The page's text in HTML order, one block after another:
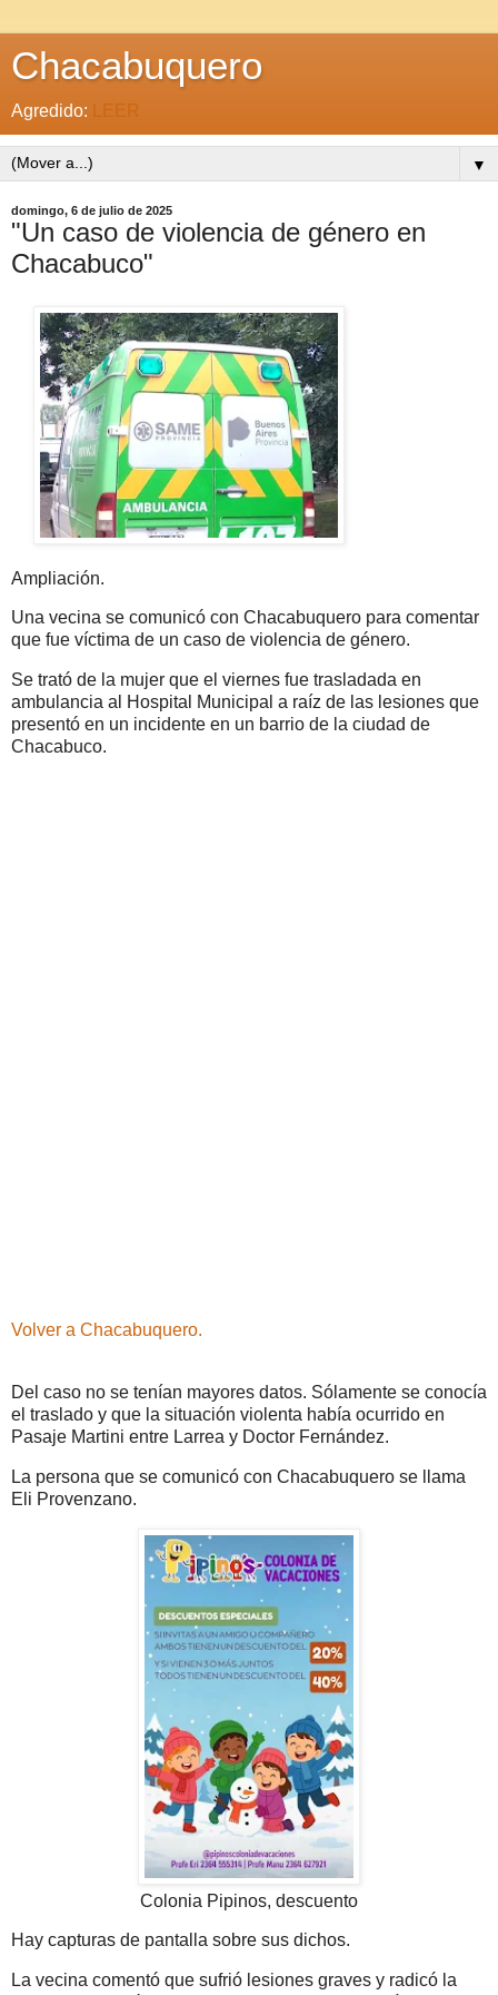
Chacabuquero
Agredido: LEER
▼
domingo, 6 de julio de 2025
"Un caso de violencia de género en
Chacabuco"
Ampliación.
Una vecina se comunicó con Chacabuquero para comentar
que fue víctima de un caso de violencia de género.
Se trató de la mujer que el viernes fue trasladada en
ambulancia al Hospital Municipal a raíz de las lesiones que
presentó en un incidente en un barrio de la ciudad de
Chacabuco.
Volver a Chacabuquero.
Del caso no se tenían mayores datos. Sólamente se conocía
el traslado y que la situación violenta había ocurrido en
Pasaje Martini entre Larrea y Doctor Fernández.
La persona que se comunicó con Chacabuquero se llama
Eli Provenzano.
Colonia Pipinos, descuento
Hay capturas de pantalla sobre sus dichos.
La vecina comentó que sufrió lesiones graves y radicó la